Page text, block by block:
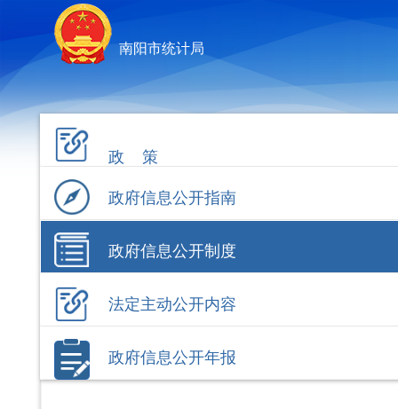
南阳市统计局
政 策
政府信息公开指南
政府信息公开制度
法定主动公开内容
政府信息公开年报